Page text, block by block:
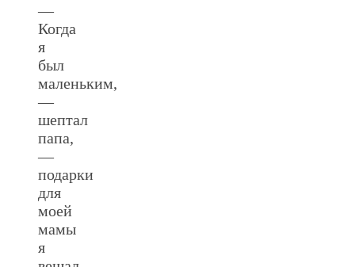
—
Когда
я
был
маленьким,
—
шептал
папа,
—
подарки
для
моей
мамы
я